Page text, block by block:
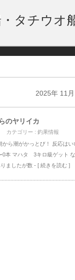
タチウオ
2025年 11
のヤリイカ
カテゴリー : 釣果情報
から潮がかっとび！ 反応は
マハタ 3キロ級ゲット な
ましたが数 - [ 続きを読む ]